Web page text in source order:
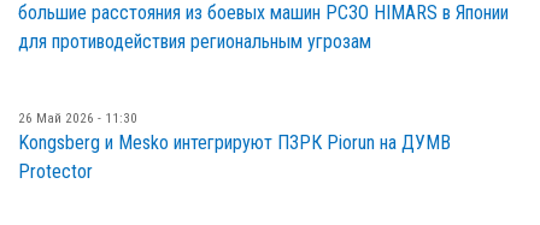
большие расстояния из боевых машин РСЗО HIMARS в Японии
для противодействия региональным угрозам
26 Май 2026 - 11:30
Kongsberg и Mesko интегрируют ПЗРК Piorun на ДУМВ
Protector